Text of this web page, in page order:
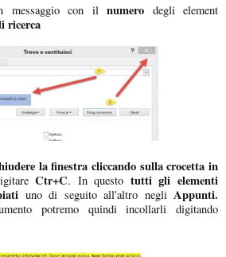
messaggio con ilnumero degli element
ricerca
la finestra cliccando sulla crocetta in
Ctr+C. In questo tutti gli elementi
uno di seguito all'altro negli Appunti.
potremo quindi incollarli digitando